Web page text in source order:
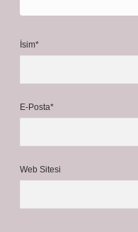
İsim*
E-Posta*
Web Sitesi